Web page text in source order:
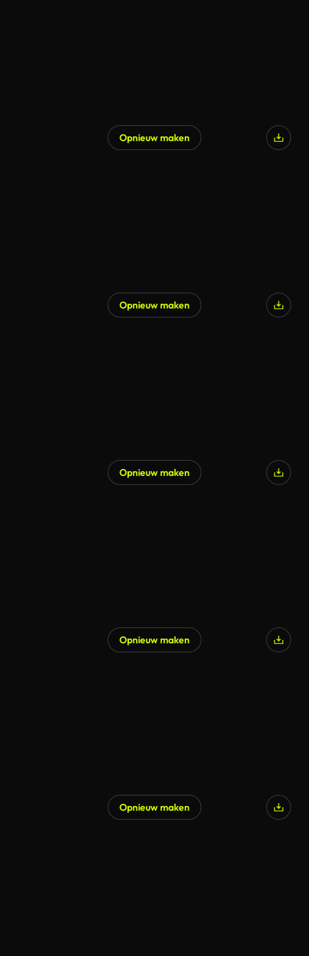
Opnieuw maken
Opnieuw maken
Opnieuw maken
Opnieuw maken
Opnieuw maken